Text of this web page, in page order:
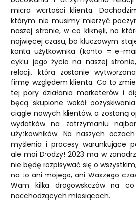
miara wartości klienta.
którym nie musimy mierzyć
naszej stronie, w co kliknęli, na
najwięcej czasu, bo kluczowym
konta użytkownika (konto = e-
cyklu jego życia na naszej
relacji, która zostanie
firmę względem klienta. Co to
tej pory działania marketerów i
będą skupione wokół
ciągle nowych klientów, a zostaną
wydatków na zatrzymaniu
użytkowników. Na naszych
myślenia i procesy warunkujące
ale moi Drodzy! 2023 ma w
nie będę rozpisywać się o
na to ani mojego, ani Waszego
Wam kilka drogowskazów na
nadchodzących miesiącach.